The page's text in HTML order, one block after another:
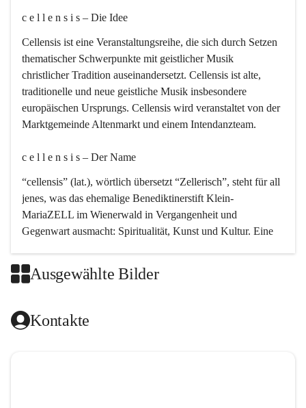
c e l l e n s i s – Die Idee
Cellensis ist eine Veranstaltungsreihe, die sich durch Setzen
thematischer Schwerpunkte mit geistlicher Musik
christlicher Tradition auseinandersetzt. Cellensis ist alte,
traditionelle und neue geistliche Musik insbesondere
europäischen Ursprungs. Cellensis wird veranstaltet von der
Marktgemeinde Altenmarkt und einem Intendanzteam.
c e l l e n s i s – Der Name
“cellensis” (lat.), wörtlich übersetzt “Zellerisch”, steht für all
jenes, was das ehemalige Benediktinerstift Klein-
MariaZELL im Wienerwald in Vergangenheit und
Gegenwart ausmacht: Spiritualität, Kunst und Kultur. Eine
Kirchenmusik, dem kunstvollen Lob Gottes.
Das kirchenmusikalische Festival Cellensis wird seit dem
Ausgewählte Bilder
Kontakte